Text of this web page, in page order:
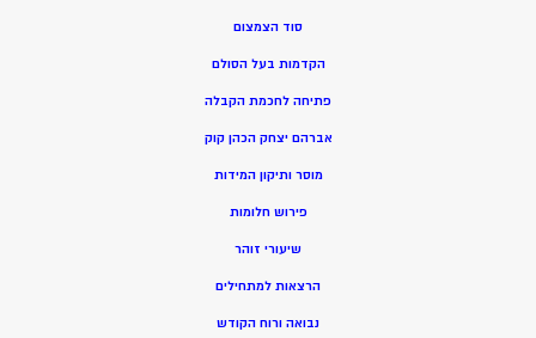
סוד הצמצום
הקדמות בעל הסולם
פתיחה לחכמת הקבלה
אברהם יצחק הכהן קוק
מוסר ותיקון המידות
פירוש חלומות
שיעורי זוהר
הרצאות למתחילים
נבואה ורוח הקודש